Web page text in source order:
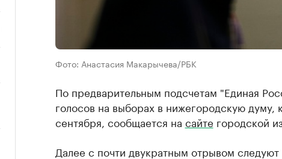
Фото: Анастасия Макарычева/РБК
По предварительным подсчетам "Единая
голосов на выборах в нижегородскую думу,
сентября, сообщается на сайте городской
Далее с почти двукратным отрывом